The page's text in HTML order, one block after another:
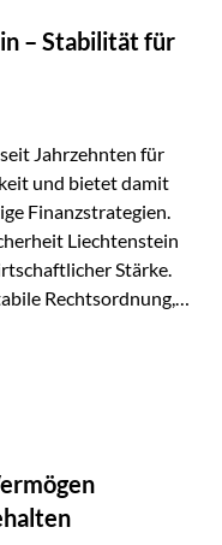
nicht zur
ausschließlich
– Stabilität für
Jahrzehnten für
und bietet damit
Finanzstrategien.
Liechtenstein
Stärke.
Rechtsordnung,
Struktur schafft
ist die
keine
wirtschaftlichen
verankert.